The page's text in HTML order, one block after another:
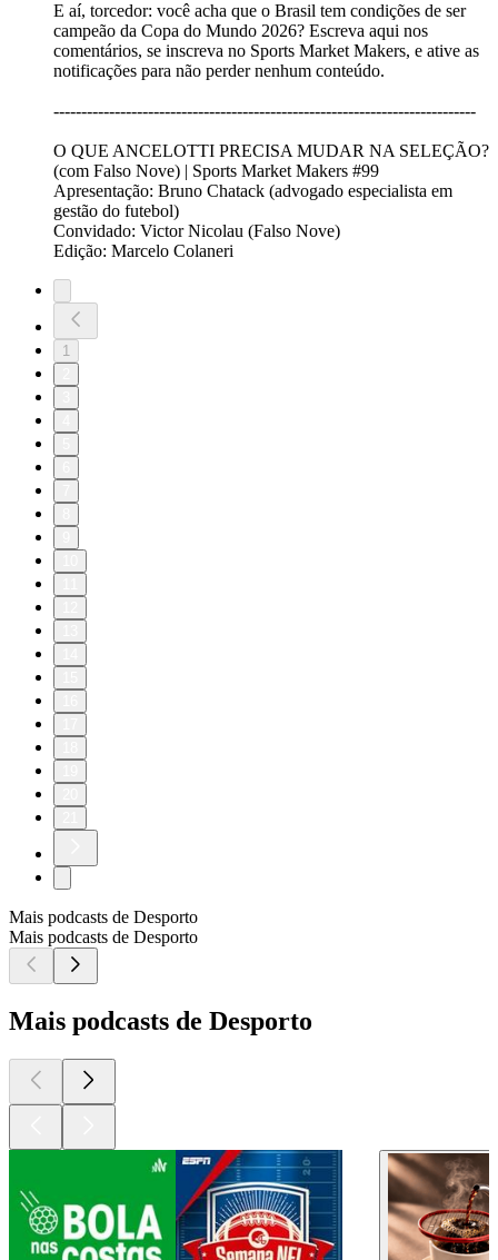
E aí, torcedor: você acha que o Brasil tem condições de ser
campeão da Copa do Mundo 2026? Escreva aqui nos
comentários, se inscreva no Sports Market Makers, e ative as
notificações para não perder nenhum conteúdo.
----------------------------------------------------------------------------
O QUE ANCELOTTI PRECISA MUDAR NA SELEÇÃO?
(com Falso Nove) | Sports Market Makers #99
Apresentação: Bruno Chatack (advogado especialista em
gestão do futebol)
Convidado: Victor Nicolau (Falso Nove)
Edição: Marcelo Colaneri
1
Mais podcasts de Desporto
Mais podcasts de Desporto
Mais podcasts de Desporto